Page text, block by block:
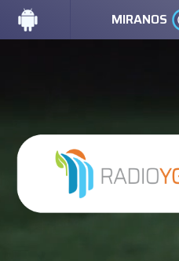
MIRANOS